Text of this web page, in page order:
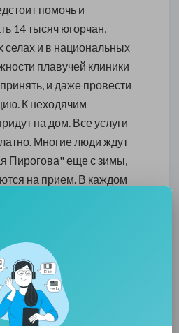
помочь и
14 тысяч югорчан,
селах и в национальных
плавучей клиники
и даже провести
К неходячим
на дом. Все услуги
Многие люди ждут
Пирогова" еще с зимы,
на прием. В каждом
одного до шести дней, в
предстоит 30 тысяч
могут попасть на
врачам узких